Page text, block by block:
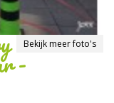
Bekijk meer foto's
-